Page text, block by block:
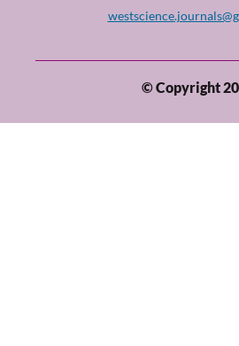
© Copyright